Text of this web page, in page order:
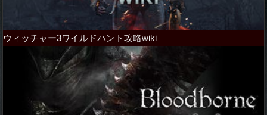
ウィッチャー3ワイルドハント攻略wiki